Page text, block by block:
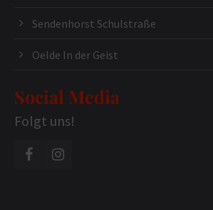
Sendenhorst Schulstraße
Oelde In der Geist
Social Media
Folgt uns!